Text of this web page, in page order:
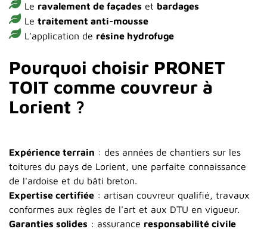
Le ravalement de façades et bardages
Le traitement anti-mousse
L'application de résine hydrofuge
Pourquoi choisir PRONET
TOIT comme couvreur à
Lorient ?
Expérience terrain : des années de chantiers sur les
toitures du pays de Lorient, une parfaite connaissance
de l'ardoise et du bâti breton.
Expertise certifiée : artisan couvreur qualifié, travaux
conformes aux règles de l'art et aux DTU en vigueur.
Garanties solides : assurance responsabilité civile